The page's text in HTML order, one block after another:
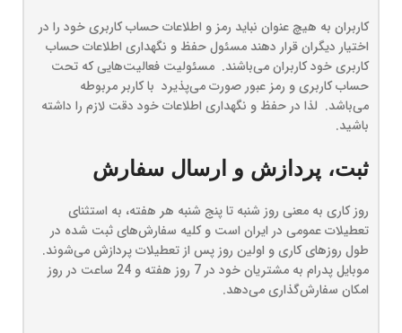
کاربران به هیچ عنوان نباید رمز و اطلاعات حساب کاربری خود را در
اختیار دیگران قرار دهند مسئول حفظ و نگهداری اطلاعات حساب
کاربری خود کاربران می‌باشند. مسئولیت فعالیت‌هایی که تحت
حساب کاربری و رمز عبور صورت می‌پذیرد با کاربر مربوطه
می‌باشد. لذا در حفظ و نگهداری اطلاعات خود دقت لازم را داشته
باشید.
ثبت، پردازش و ارسال سفارش
روز کاری به معنی روز شنبه تا پنج شنبه هر هفته، به استثنای
تعطیلات عمومی در ایران است و کلیه سفارش‏‌های ثبت شده در
طول روزهای کاری و اولین روز پس از تعطیلات پردازش می‌‏شوند.
موبایل پدرام به مشتریان خود در 7 روز هفته و 24 ساعت در روز
امکان سفارش‌‏گذاری می‌‏دهد.